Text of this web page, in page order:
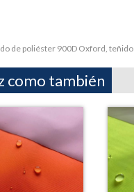
de poliéster 900D Oxford,
como también